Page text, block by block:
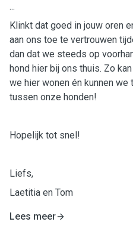
...
Klinkt dat goed in jouw oren
aan ons toe te vertrouwen
dan dat we steeds op
hond hier bij ons thuis. Zo
we hier wonen én kunnen
tussen onze honden!
Hopelijk tot snel!
Liefs,
Laetitia en Tom
Lees meer